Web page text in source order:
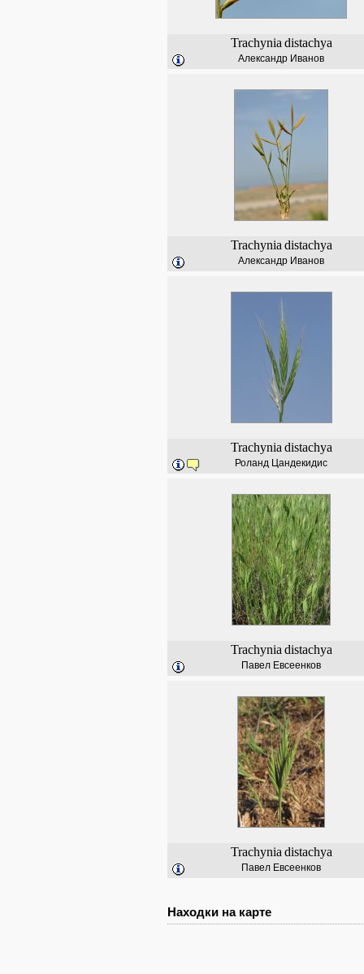
Trachynia distachya
Александр Иванов
Trachynia distachya
Александр Иванов
Trachynia distachya
Роланд Цандекидис
Trachynia distachya
Павел Евсеенков
Trachynia distachya
Павел Евсеенков
Находки на карте